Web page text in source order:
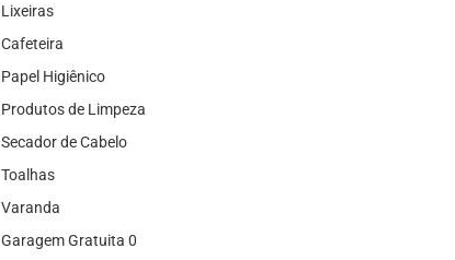
Lixeiras
Cafeteira
Papel Higiênico
Produtos de Limpeza
Secador de Cabelo
Toalhas
Varanda
Garagem Gratuita 0